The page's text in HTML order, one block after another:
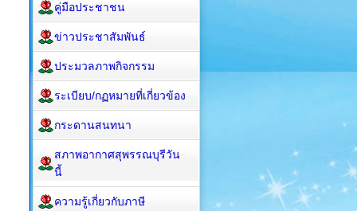
คู่มือประชาชน
ข่าวประชาสัมพันธ์
ประมวลภาพกิจกรรม
ระเบียบ/กฏหมายที่เกี่ยวข้อง
กระดานสนทนา
สภาพอากาศสุพรรณบุรีวัน
นี้
ความรู้เกี่ยวกับภาษี